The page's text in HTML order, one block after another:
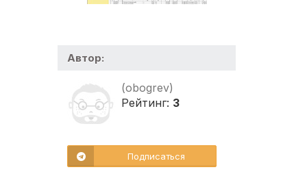
Автор:
(obogrev)
Рейтинг: 3
Подписаться